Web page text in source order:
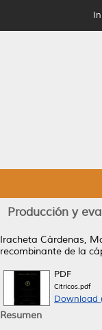
Producción y
Iracheta Cárdenas,
recombinante de la
PDF
Citricos.pdf
Download
Resumen